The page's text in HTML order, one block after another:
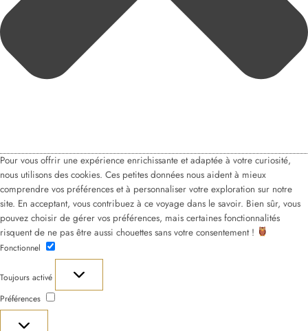
Pour vous offrir une expérience enrichissante et adaptée à votre curiosité,
nous utilisons des cookies. Ces petites données nous aident à mieux
comprendre vos préférences et à personnaliser votre exploration sur notre
site. En acceptant, vous contribuez à ce voyage dans le savoir. Bien sûr, vous
pouvez choisir de gérer vos préférences, mais certaines fonctionnalités
risquent de ne pas être aussi chouettes sans votre consentement !
Fonctionnel
Toujours activé
Préférences